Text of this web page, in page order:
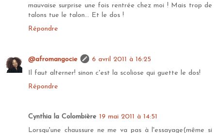
mauvaise surprise une fois rentrée chez moi ! Mais trop de
talons tue le talon... Et le dos !
Répondre
@afromangocie
6 avril 2011 à 16:25
Il faut alterner! sinon c'est la scoliose qui guette le dos!
Répondre
Cynthia la Colombière 19 mai 2011 à 14:51
Lorsqu'une chaussure ne me va pas à l'essayage(même si